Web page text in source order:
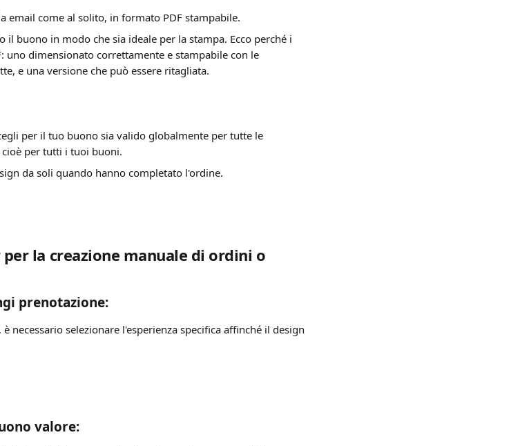
email come al solito, in formato PDF stampabile.
buono in modo che sia ideale per la stampa. Ecco perché i
uno dimensionato correttamente e stampabile con le
e una versione che può essere ritagliata.
per il tuo buono sia valido globalmente per tutte le
cioè per tutti i tuoi buoni.
da soli quando hanno completato l'ordine.
la creazione manuale di ordini o
prenotazione:
necessario selezionare l'esperienza specifica affinché il design
valore: